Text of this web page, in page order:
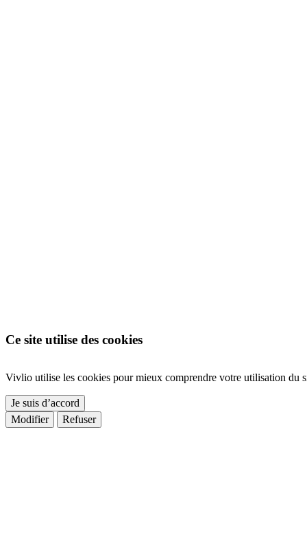
Ce site utilise des cookies
Vivlio utilise les cookies pour mieux comprendre votre utilisation du
Je suis d’accord
Modifier
Refuser